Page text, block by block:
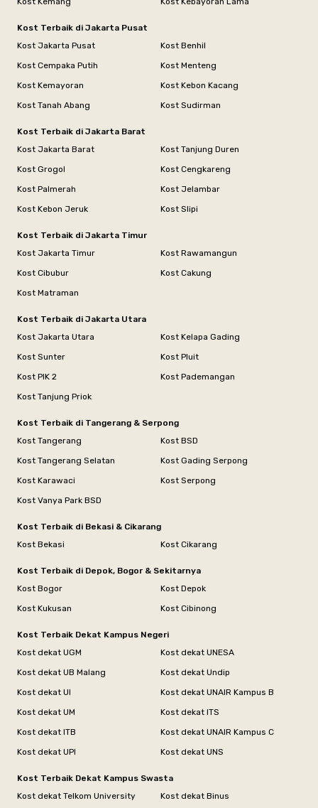
Kost Terbaik di Jakarta Pusat
Kost Jakarta Pusat
Kost Benhil
Kost Cempaka Putih
Kost Menteng
Kost Kemayoran
Kost Kebon Kacang
Kost Tanah Abang
Kost Sudirman
Kost Terbaik di Jakarta Barat
Kost Jakarta Barat
Kost Tanjung Duren
Kost Grogol
Kost Cengkareng
Kost Palmerah
Kost Jelambar
Kost Kebon Jeruk
Kost Slipi
Kost Terbaik di Jakarta Timur
Kost Jakarta Timur
Kost Rawamangun
Kost Cibubur
Kost Cakung
Kost Matraman
Kost Terbaik di Jakarta Utara
Kost Jakarta Utara
Kost Kelapa Gading
Kost Sunter
Kost Pluit
Kost PIK 2
Kost Pademangan
Kost Tanjung Priok
Kost Terbaik di Tangerang & Serpong
Kost Tangerang
Kost BSD
Kost Tangerang Selatan
Kost Gading Serpong
Kost Karawaci
Kost Serpong
Kost Vanya Park BSD
Kost Terbaik di Bekasi & Cikarang
Kost Bekasi
Kost Cikarang
Kost Terbaik di Depok, Bogor & Sekitarnya
Kost Bogor
Kost Depok
Kost Kukusan
Kost Cibinong
Kost Terbaik Dekat Kampus Negeri
Kost dekat UGM
Kost dekat UNESA
Kost dekat UB Malang
Kost dekat Undip
Kost dekat UI
Kost dekat UNAIR Kampus B
Kost dekat UM
Kost dekat ITS
Kost dekat ITB
Kost dekat UNAIR Kampus C
Kost dekat UPI
Kost dekat UNS
Kost Terbaik Dekat Kampus Swasta
Kost dekat Telkom University
Kost dekat Binus